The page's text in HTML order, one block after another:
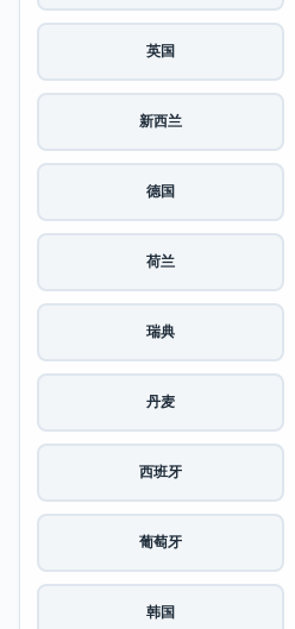
英国
新西兰
德国
荷兰
瑞典
丹麦
西班牙
葡萄牙
韩国